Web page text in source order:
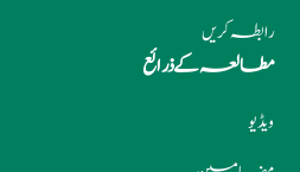
رابطہ کریں
مطالعہ کے ذرائع
ویڈیو